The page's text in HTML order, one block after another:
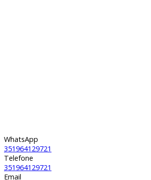
WhatsApp
351964129721
Telefone
351964129721
Email